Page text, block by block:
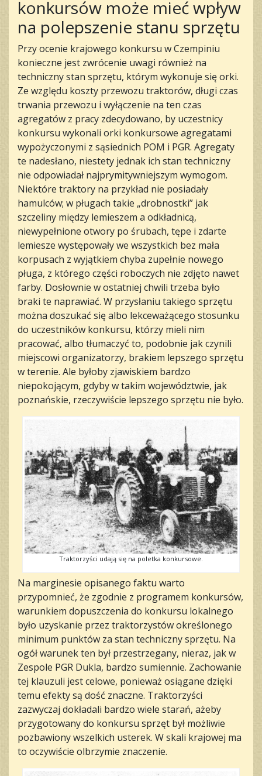
konkursów może mieć wpływ
na polepszenie stanu sprzętu
Przy ocenie krajowego konkursu w Czempiniu
konieczne jest zwrócenie uwagi również na
techniczny stan sprzętu, którym wykonuje się orki.
Ze względu koszty przewozu traktorów, długi czas
trwania przewozu i wyłączenie na ten czas
agregatów z pracy zdecydowano, by uczestnicy
konkursu wykonali orki konkursowe agregatami
wypożyczonymi z sąsiednich POM i PGR. Agregaty
te nadesłano, niestety jednak ich stan techniczny
nie odpowiadał najprymitywniejszym wymogom.
Niektóre traktory na przykład nie posiadały
hamulców; w pługach takie „drobnostki” jak
szczeliny między lemieszem a odkładnicą,
niewypełnione otwory po śrubach, tępe i zdarte
lemiesze występowały we wszystkich bez mała
korpusach z wyjątkiem chyba zupełnie nowego
pługa, z którego części roboczych nie zdjęto nawet
farby. Dosłownie w ostatniej chwili trzeba było
braki te naprawiać. W przysłaniu takiego sprzętu
można doszukać się albo lekceważącego stosunku
do uczestników konkursu, którzy mieli nim
pracować, albo tłumaczyć to, podobnie jak czynili
miejscowi organizatorzy, brakiem lepszego sprzętu
w terenie. Ale byłoby zjawiskiem bardzo
niepokojącym, gdyby w takim województwie, jak
poznańskie, rzeczywiście lepszego sprzętu nie było.
Traktorzyści udają się na poletka konkursowe.
Na marginesie opisanego faktu warto
przypomnieć, że zgodnie z programem konkursów,
warunkiem dopuszczenia do konkursu lokalnego
było uzyskanie przez traktorzystów określonego
minimum punktów za stan techniczny sprzętu. Na
ogół warunek ten był przestrzegany, nieraz, jak w
Zespole PGR Dukla, bardzo sumiennie. Zachowanie
tej klauzuli jest celowe, ponieważ osiągane dzięki
temu efekty są dość znaczne. Traktorzyści
zazwyczaj dokładali bardzo wiele starań, ażeby
przygotowany do konkursu sprzęt był możliwie
pozbawiony wszelkich usterek. W skali krajowej ma
to oczywiście olbrzymie znaczenie.